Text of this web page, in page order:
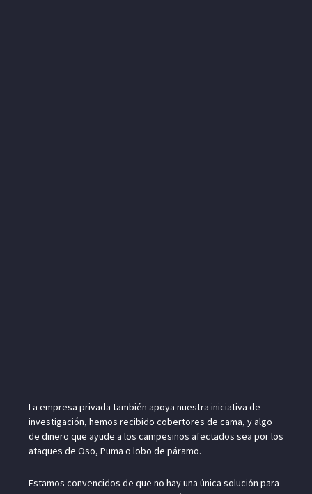
La empresa privada también apoya nuestra iniciativa de
investigación, hemos recibido cobertores de cama, y algo
de dinero que ayude a los campesinos afectados sea por los
ataques de Oso, Puma o lobo de páramo.
Estamos convencidos de que no hay una única solución para